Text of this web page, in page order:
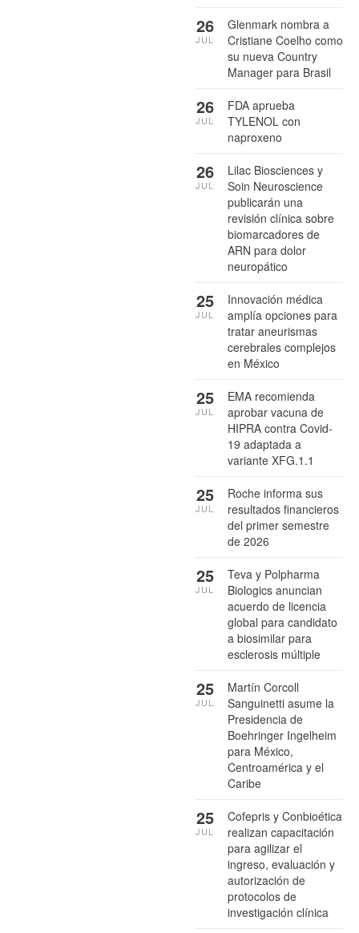
Glenmark nombra a
Cristiane Coelho como
su nueva Country
Manager para Brasil
26
JUL
FDA aprueba
TYLENOL con
naproxeno
26
JUL
Lilac Biosciences y
Soin Neuroscience
publicarán una
revisión clínica sobre
biomarcadores de
ARN para dolor
neuropático
26
JUL
Innovación médica
amplía opciones para
tratar aneurismas
cerebrales complejos
en México
25
JUL
EMA recomienda
aprobar vacuna de
HIPRA contra Covid-
19 adaptada a
variante XFG.1.1
25
JUL
Roche informa sus
resultados financieros
del primer semestre
de 2026
25
JUL
Teva y Polpharma
Biologics anuncian
acuerdo de licencia
global para candidato
a biosimilar para
esclerosis múltiple
25
JUL
Martín Corcoll
Sanguinetti asume la
Presidencia de
Boehringer Ingelheim
para México,
Centroamérica y el
Caribe
25
JUL
Cofepris y Conbioética
realizan capacitación
para agilizar el
ingreso, evaluación y
autorización de
protocolos de
investigación clínica
25
JUL